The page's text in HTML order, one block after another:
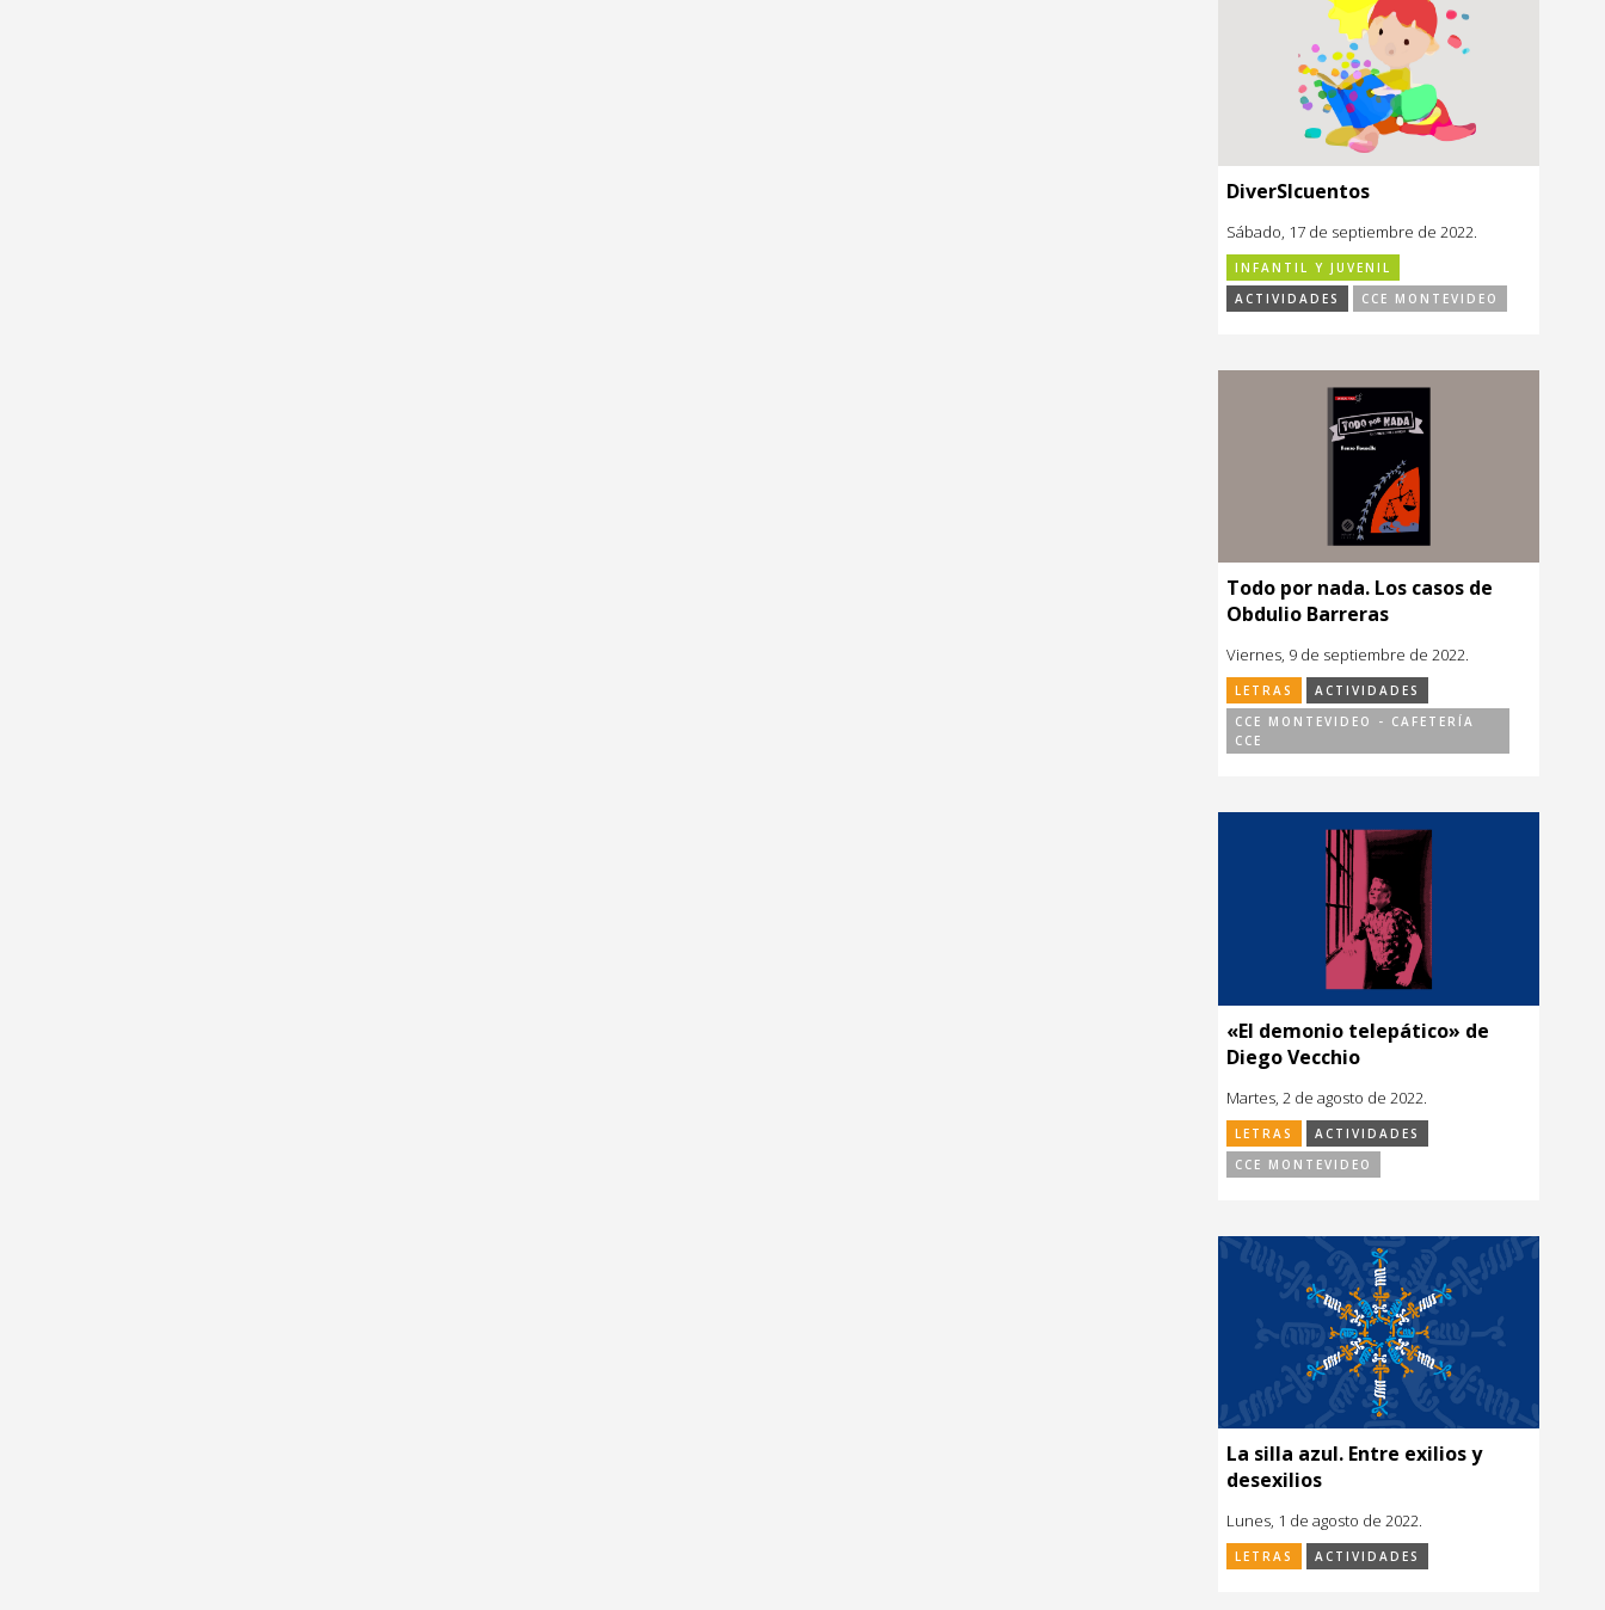
DiverSIcuentos
Sábado, 17 de septiembre de 2022.
INFANTIL Y JUVENIL
ACTIVIDADES
CCE MONTEVIDEO
Todo por nada. Los casos de
Obdulio Barreras
Viernes, 9 de septiembre de 2022.
LETRAS
ACTIVIDADES
CCE MONTEVIDEO - CAFETERÍA
CCE
«El demonio telepático» de
Diego Vecchio
Martes, 2 de agosto de 2022.
LETRAS
ACTIVIDADES
CCE MONTEVIDEO
La silla azul. Entre exilios y
desexilios
Lunes, 1 de agosto de 2022.
LETRAS ACTIVIDADES